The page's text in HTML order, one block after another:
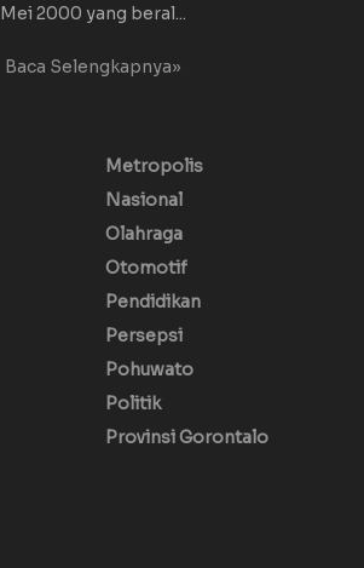
Mei 2000 yang beral...
Baca Selengkapnya»
Metropolis
Nasional
Olahraga
Otomotif
Pendidikan
Persepsi
Pohuwato
Politik
Provinsi Gorontalo